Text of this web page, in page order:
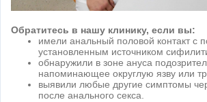
Обратитесь в нашу клинику, если вы:
имели анальный половой контакт с
установленным источником
обнаружили в зоне ануса
напоминающее округлую язву или
выявили любые другие симптомы
после анального секса.